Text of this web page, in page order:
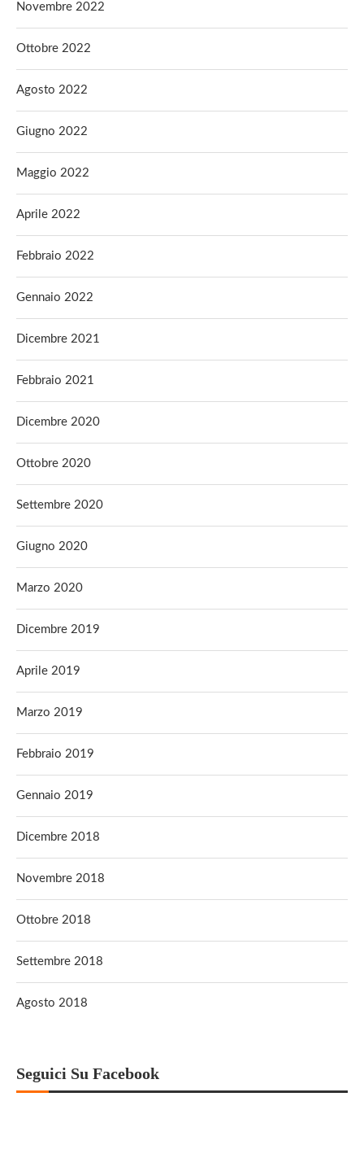
Novembre 2022
Ottobre 2022
Agosto 2022
Giugno 2022
Maggio 2022
Aprile 2022
Febbraio 2022
Gennaio 2022
Dicembre 2021
Febbraio 2021
Dicembre 2020
Ottobre 2020
Settembre 2020
Giugno 2020
Marzo 2020
Dicembre 2019
Aprile 2019
Marzo 2019
Febbraio 2019
Gennaio 2019
Dicembre 2018
Novembre 2018
Ottobre 2018
Settembre 2018
Agosto 2018
Seguici Su Facebook